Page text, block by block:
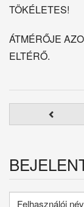
TÖKÉLETES!
ÁTMÉRŐJE
ELTÉRŐ.